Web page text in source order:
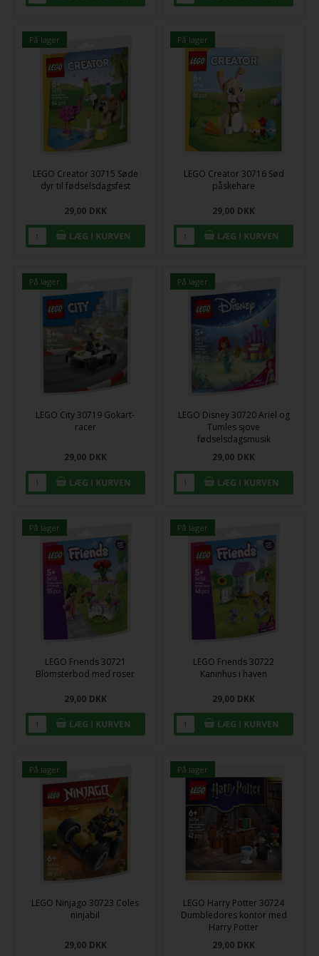
På lager
LEGO Creator 30715 Søde
dyr til fødselsdagsfest
29,00 DKK
På lager
LEGO Creator 30716 Sød
påskehare
29,00 DKK
På lager
LEGO City 30719 Gokart-
racer
29,00 DKK
På lager
LEGO Disney 30720 Ariel og
Tumles sjove
fødselsdagsmusik
29,00 DKK
På lager
LEGO Friends 30721
Blomsterbod med roser
29,00 DKK
På lager
LEGO Friends 30722
Kaninhus i haven
29,00 DKK
På lager
LEGO Ninjago 30723 Coles
ninjabil
29,00 DKK
På lager
LEGO Harry Potter 30724
Dumbledores kontor med
Harry Potter
29,00 DKK